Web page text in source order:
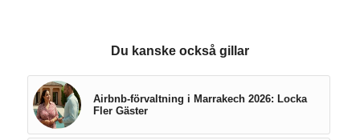
Du kanske också gillar
Airbnb-förvaltning i Marrakech 2026: Locka
Fler Gäster